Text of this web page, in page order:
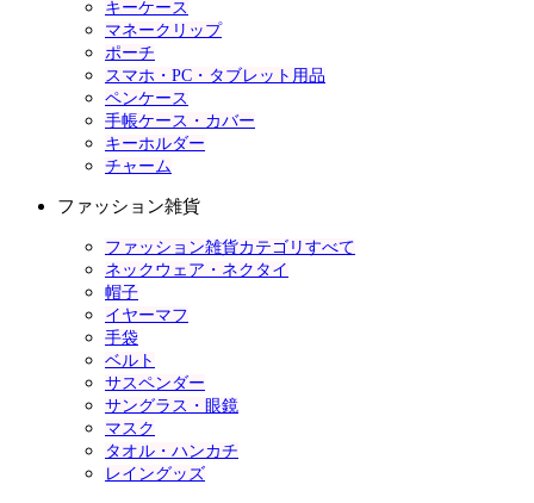
キーケース
マネークリップ
ポーチ
スマホ・PC・タブレット用品
ペンケース
手帳ケース・カバー
キーホルダー
チャーム
ファッション雑貨
ファッション雑貨カテゴリすべて
ネックウェア・ネクタイ
帽子
イヤーマフ
手袋
ベルト
サスペンダー
サングラス・眼鏡
マスク
タオル・ハンカチ
レイングッズ